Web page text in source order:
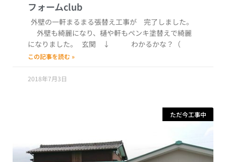
外壁の一軒まるまる張替え工事が 完了しました。
外壁も綺麗になり、樋や軒もペンキ塗替えで綺麗
になりました。 玄関 ↓ わかるかな？（
この記事を読む »
2018年7月3日
ただ今工事中